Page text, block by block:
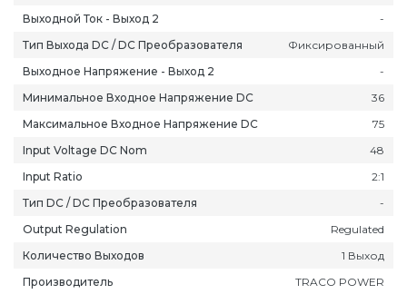
Выходной Ток - Выход 2
-
Тип Выхода DC / DC Преобразователя
Фиксированный
Выходное Напряжение - Выход 2
-
Минимальное Входное Напряжение DC
36
Максимальное Входное Напряжение DC
75
Input Voltage DC Nom
48
Input Ratio
2:1
Тип DC / DC Преобразователя
-
Output Regulation
Regulated
Количество Выходов
1 Выход
Производитель
TRACO POWER